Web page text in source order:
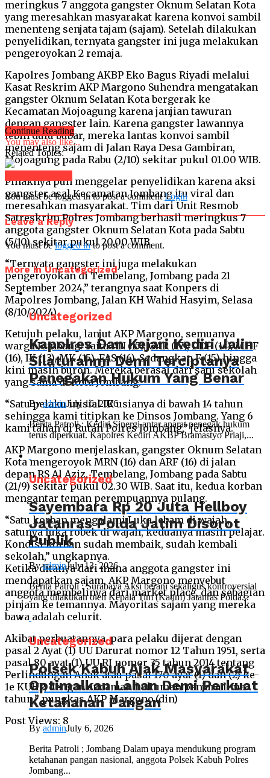
meringkus 7 anggota gangster Oknum Selatan Kota
yang meresahkan masyarakat karena konvoi sambil
menenteng senjata tajam (sajam). Setelah dilakukan
penyelidikan, ternyata gangster ini juga melakukan
pengeroyokan 2 remaja.
Kapolres Jombang AKBP Eko Bagus Riyadi melalui
Kasat Reskrim AKP Margono Suhendra mengatakan
gangster Oknum Selatan Kota bergerak ke
Kecamatan Mojoagung karena janjian tawuran
dengan gangster lain. Karena gangster lawannya
lebih dulu bubar, mereka lantas konvoi sambil
menenteng sajam di Jalan Raya Desa Gambiran,
Mojoagung pada Rabu (2/10) sekitar pukul 01.00 WIB.
Pihaknya pun menggelar penyelidikan karena aksi
gangster asal Kecamatan Jombang itu viral dan
meresahkan masyarakat. Tim dari Unit Resmob
Satreskrim Polres Jombang berhasil meringkus 7
anggota gangster Oknum Selatan Kota pada Sabtu
(5/10) sekitar pukul 20.00 WIB.
“Ternyata gangster ini juga melakukan
pengeroyokan di Tembelang, Jombang pada 21
September 2024,” terangnya saat Konpers di
Mapolres Jombang, Jalan KH Wahid Hasyim, Selasa
(8/10/2024).
Ketujuh pelaku, lanjut AKP Margono, semuanya
warga Jombang. Yaitu AN (15), GAR (17), DDP (14), MHF
(16), IK (13), MK (15), FAS (16). Sedangkan F (15) hingga
kini masih buron. Mereka berasal dari satu sekolah
yang sama di Kota Jombang.
“Satu pelaku inisial IK usianya di bawah 14 tahun
sehingga kami titipkan ke Dinsos Jombang. Yang 6
kami tahan di Rutan Polres Jombang,” jelasnya.
AKP Margono menjelaskan, gangster Oknum Selatan
Kota mengeroyok MRN (16) dan ARF (16) di jalan
depan RS Al Aziz, Tembelang, Jombang pada Sabtu
(21/9) sekitar pukul 02.30 WIB. Saat itu, kedua korban
mengantar teman perempuannya pulang.
“Satu korban mengalami Luka lebam di wajah,
satunya luka robek di wajah, keduanya masih pelajar.
Kondisi korban sudah membaik, sudah kembali
sekolah,” ungkapnya.
Ketika ditanya dari mana anggota gangster ini
mendapatkan sajam, AKP Margono menyebut
anggota membelinya dari market place, dan sebagian
pinjam ke temannya. Mayoritas sajam yang mereka
bawa adalah celurit.
Akibat perbuatannya, para pelaku dijerat dengan
pasal 2 Ayat (1) UU Darurat nomor 12 Tahun 1951, serta
pasal 80 ayat (1) UU RI nomor 35 tahun 2014 tentang
Perlindungan Anak atau pasal 170 ayat (1) dan (2) ke-
1e KUHP, dengan ancaman hukuman penjara lima
tahun,” pungkas AKP Margono.(din)
Post Views: 8
Continue Reading
You may also like...
Related Topics:
You must be logged in to post a commentLogin
Leave a Reply
You must belogged into post a comment.
More in Uncategorized
Uncategorized
Kapolres Dan Kejari Kediri Jalin
Silaturahmi Demi Terciptanya
Penegakan Hukum Yang Benar
ByadminJuly 16, 2026
Berita Patroli : Kediri Sinergi antar aparat penegak hukum
terus diperkuat. Kapolres Kediri AKBP Bramastyo Priaji,...
Uncategorized
Sayembara Rp 20 Juta Hellboy
Jatanras Polda Jatim Disorot
Publik
ByadminJuly 13, 2026
Berita Patroli : Surabaya Aksi berani sekaligus kontroversial
yang dilakukan oleh Kepala Tim (Katim) Jatanras Polda...
Uncategorized
Polsek Kabuh Ajak Masyarakat
Optimalkan Lahan Demi Perkuat
Ketahanan Pangan
By adminJuly 6, 2026
Berita Patroli ; Jombang Dalam upaya mendukung program
ketahanan pangan nasional, anggota Polsek Kabuh Polres
Jombang...